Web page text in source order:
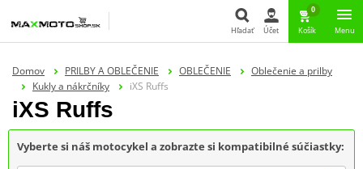
Hľadať
Hľadať Účet
0
Košík Menu
Domov PRILBY A OBLEČENIE OBLEČENIE
Oblečenie a prilby
Kukly a nákrčníky
iXS Ruffs
iXS Ruffs
Vyberte si náš motocykel a zobrazte si kompatibilné súčiastky: